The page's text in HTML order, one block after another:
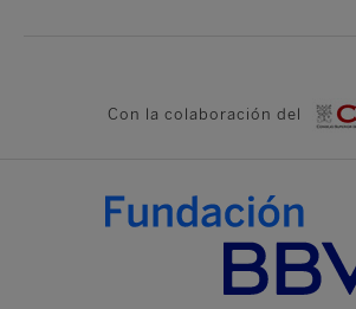
Con la colaboración del